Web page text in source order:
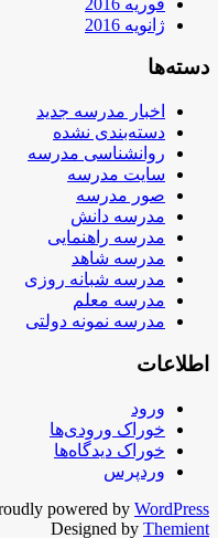
ژانویه 2016
دسته‌ها
اخبار مدرسه جدید
دسته‌بندی نشده
روانشناسی مدرسه
سایت مدرسه
صور مدرسه
مدرسه دانش
مدرسه راهنمایی
مدرسه شاهد
مدرسه شبانه روزی
مدرسه معلم
مدرسه نمونه دولتی
اطلاعات
ورود
خوراک ورودی‌ها
خوراک دیدگاه‌ها
وردپرس
powered by WordPress
Designed by Themient